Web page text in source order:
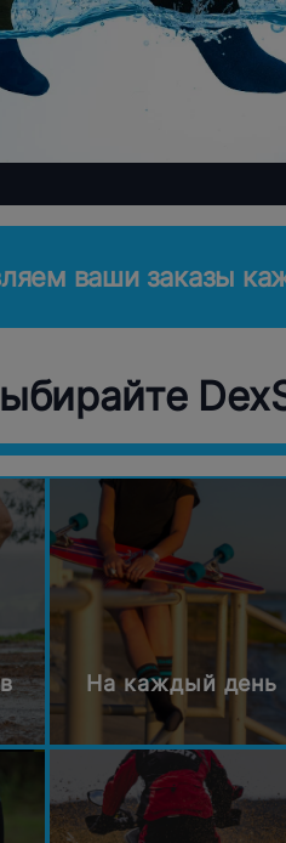
ваши заказы
На каждый день